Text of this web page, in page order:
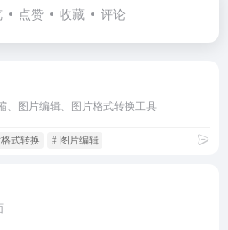
点赞 收藏 评论
、图片编辑、图片格式转换工具
式转换 # 图片编辑